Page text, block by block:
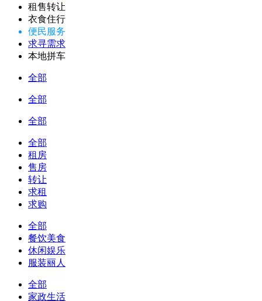
租售转让
衣食住行
便民服务
求寻需求
本地拼车
全部
全部
全部
全部
租房
售房
转让
求租
求购
全部
餐饮美食
休闲娱乐
服装丽人
全部
家政生活